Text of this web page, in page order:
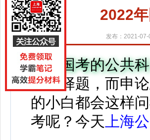
2022
发布：2021-
国考的公共
是选择题，而申
的小白都会这样
考呢？今天 上海